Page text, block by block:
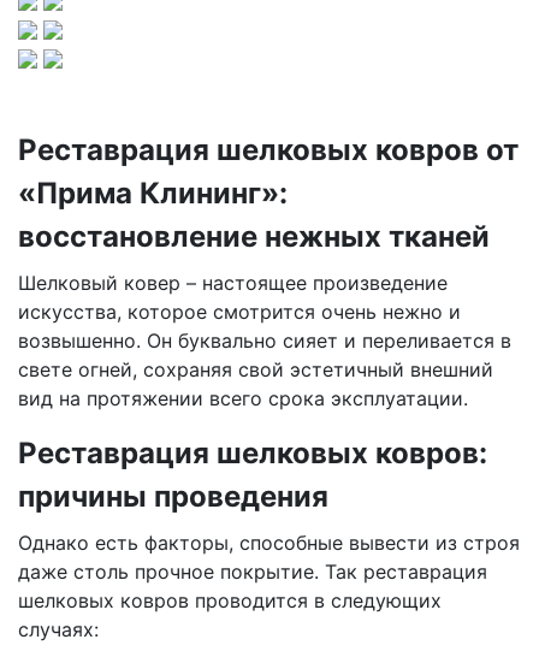
Реставрация шелковых ковров от
«Прима Клининг»:
восстановление нежных тканей
Шелковый ковер – настоящее произведение
искусства, которое смотрится очень нежно и
возвышенно. Он буквально сияет и переливается в
свете огней, сохраняя свой эстетичный внешний
вид на протяжении всего срока эксплуатации.
Реставрация шелковых ковров:
причины проведения
Однако есть факторы, способные вывести из строя
даже столь прочное покрытие. Так реставрация
шелковых ковров проводится в следующих
случаях: